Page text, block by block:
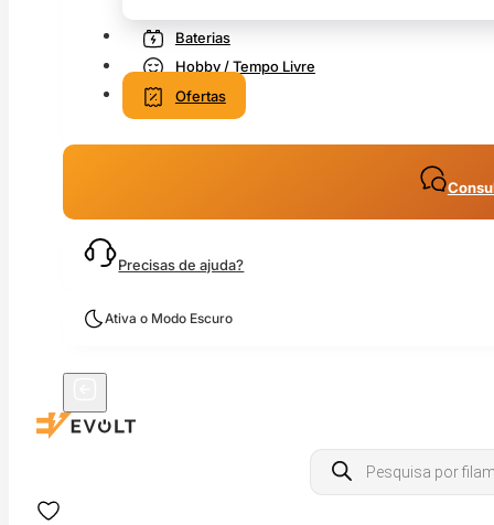
Baterias
Hobby / Tempo Livre
Ofertas
Precisas de ajuda?
Ativa o Modo Escuro
Products
search